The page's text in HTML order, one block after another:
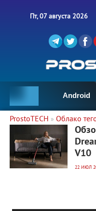
Пт, 07 августа 2026
Android
ProstoTECH » Облако
3 311 0
V10
22 ИЮЛ